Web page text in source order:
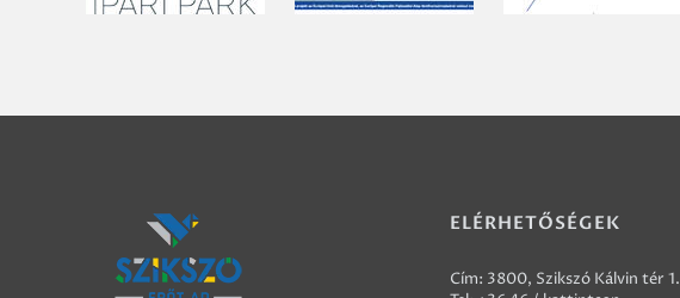
ELÉRHETŐSÉGEK
Cím: 3800, Szikszó Kálvin tér 1.